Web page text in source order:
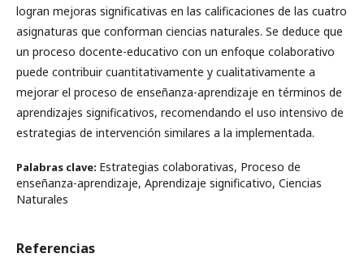
logran mejoras significativas en las calificaciones de las cuatro
asignaturas que conforman ciencias naturales. Se deduce que
un proceso docente-educativo con un enfoque colaborativo
puede contribuir cuantitativamente y cualitativamente a
mejorar el proceso de enseñanza-aprendizaje en términos de
aprendizajes significativos, recomendando el uso intensivo de
estrategias de intervención similares a la implementada.
Palabras clave: Estrategias colaborativas, Proceso de
enseñanza-aprendizaje, Aprendizaje significativo, Ciencias
Naturales
Referencias